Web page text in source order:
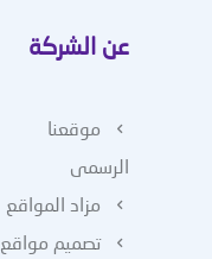
عن الشركة
موقعنا
الرسمى
مزاد المواقع
تصميم مواقع